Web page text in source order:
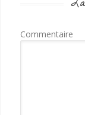
Commentaire